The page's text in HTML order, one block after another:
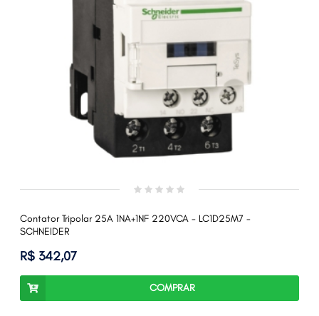
Contator Tripolar 25A 1NA+1NF 220VCA - LC1D25M7 -
SCHNEIDER
R$ 342,07
COMPRAR